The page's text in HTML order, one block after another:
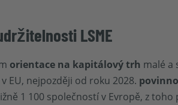
LSME
orientace na kapitálový trh malé a
EU, nejpozději od roku 2028.
1 100 společností v Evropě, z